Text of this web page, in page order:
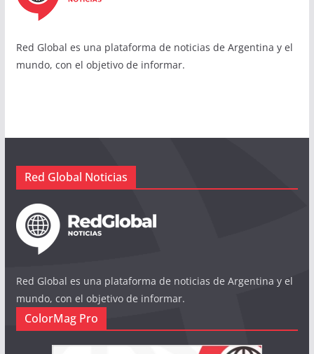
Red Global es una plataforma de noticias de Argentina y el
mundo, con el objetivo de informar.
Red Global Noticias
Red Global es una plataforma de noticias de Argentina y el
mundo, con el objetivo de informar.
ColorMag Pro